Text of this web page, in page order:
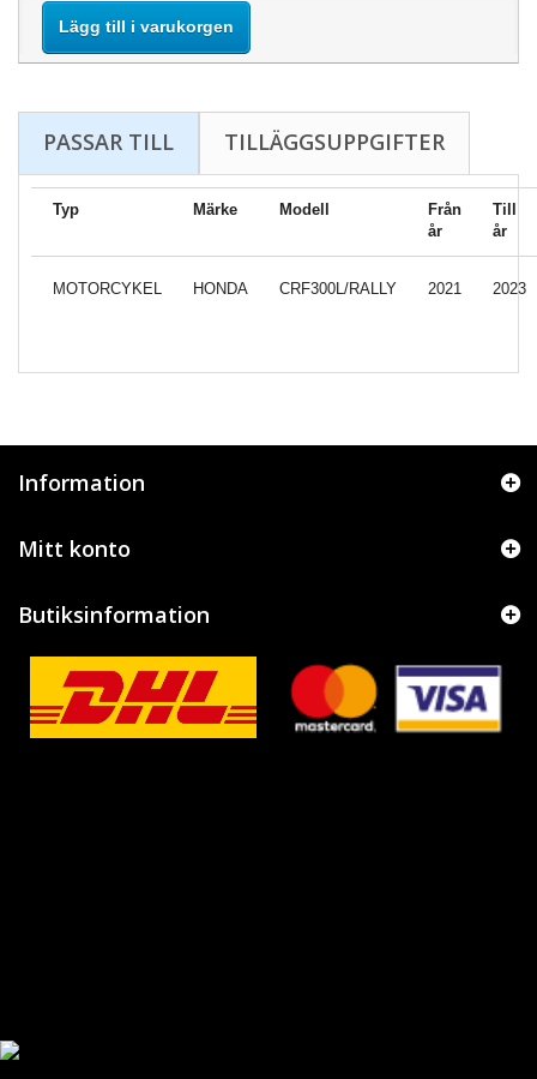
Lägg till i varukorgen
PASSAR TILL TILLÄGGSUPPGIFTER
Typ Märke Modell
Från
år
Till
år
MOTORCYKEL HONDA CRF300L/RALLY 2021 2023
Information
Mitt konto
Butiksinformation